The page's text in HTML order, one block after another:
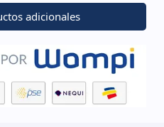
adicionales